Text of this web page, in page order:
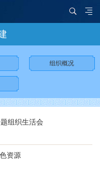
组织概况
组织生活会
资源